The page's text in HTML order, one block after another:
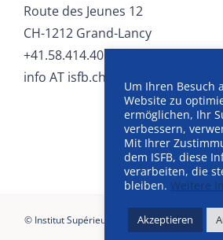
Route des Jeunes 12
CH-1212 Grand-Lancy
+41.58.414.40.40
info AT isfb.ch
© Institut Supérieur de Formation Bancaire ,
Um Ihren Besuch
Website zu
ermöglichen, Ihr
verbessern,
Mit Ihrer
dem ISFB, diese
verarbeiten, die
bleiben. Weitere
Akzeptieren